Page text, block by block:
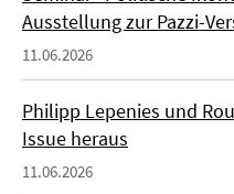
Ausstellung zur Pazzi-
11.06.2026
Philipp Lepenies und
Issue heraus
11.06.2026